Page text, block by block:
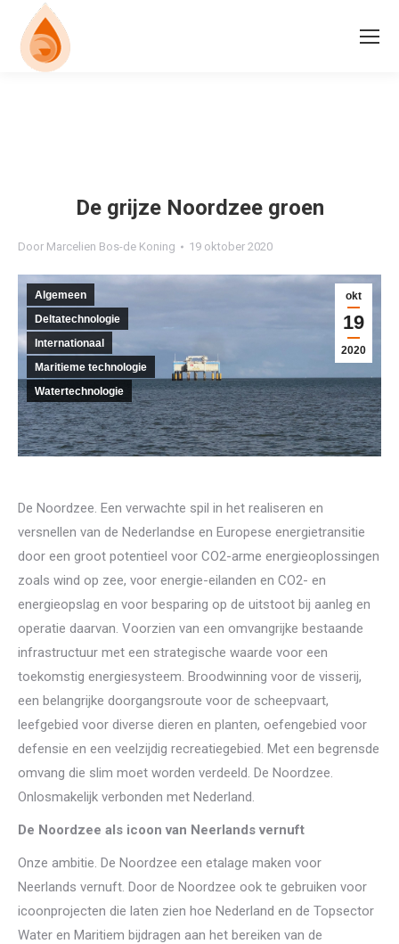
De grijze Noordzee groen
Door Marcelien Bos-de Koning 19 oktober 2020
okt
19
2020
Algemeen
Deltatechnologie
Internationaal
Maritieme technologie
Watertechnologie
De Noordzee. Een verwachte spil in het realiseren en
versnellen van de Nederlandse en Europese energietransitie
door een groot potentieel voor CO2-arme energieoplossingen
zoals wind op zee, voor energie-eilanden en CO2- en
energieopslag en voor besparing op de uitstoot bij aanleg en
operatie daarvan. Voorzien van een omvangrijke bestaande
infrastructuur met een strategische waarde voor een
toekomstig energiesysteem. Broodwinning voor de visserij,
een belangrijke doorgangsroute voor de scheepvaart,
leefgebied voor diverse dieren en planten, oefengebied voor
defensie en een veelzijdig recreatiegebied. Met een begrensde
omvang die slim moet worden verdeeld. De Noordzee.
Onlosmakelijk verbonden met Nederland.
De Noordzee als icoon van Neerlands vernuft
Onze ambitie. De Noordzee een etalage maken voor
Neerlands vernuft. Door de Noordzee ook te gebruiken voor
icoonprojecten die laten zien hoe Nederland en de Topsector
Water en Maritiem bijdragen aan het bereiken van de